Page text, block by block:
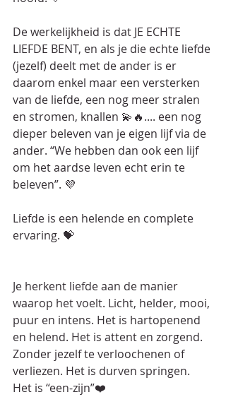
De werkelijkheid is dat JE ECHTE
LIEFDE BENT, en als je die echte liefde
(jezelf) deelt met de ander is er
daarom enkel maar een versterken
van de liefde, een nog meer stralen
en stromen, knallen 💫🔥.... een nog
dieper beleven van je eigen lijf via de
ander. “We hebben dan ook een lijf
om het aardse leven echt erin te
beleven”. 💜
Liefde is een helende en complete
ervaring. 💝
Je herkent liefde aan de manier
waarop het voelt. Licht, helder, mooi,
puur en intens. Het is hartopenend
en helend. Het is attent en zorgend.
Zonder jezelf te verloochenen of
verliezen. Het is durven springen.
Het is “een-zijn”❤️